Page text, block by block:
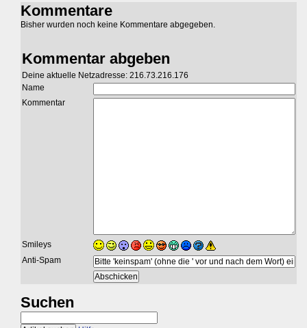
Kommentare
Bisher wurden noch keine Kommentare abgegeben.
Kommentar abgeben
Deine aktuelle Netzadresse: 216.73.216.176
Name
Kommentar
Smileys
Anti-Spam
Suchen